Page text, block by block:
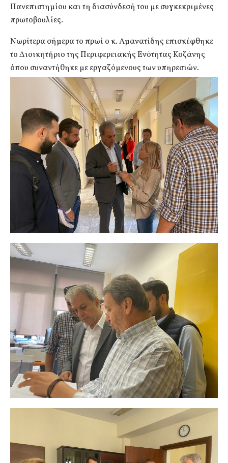
Πανεπιστημίου και τη διασύνδεσή του με συγκεκριμένες
πρωτοβουλίες.
Νωρίτερα σήμερα το πρωί ο κ. Αμανατίδης επισκέφθηκε
το Διοικητήριο της Περιφερειακής Ενότητας Κοζάνης
όπου συναντήθηκε με εργαζόμενους των υπηρεσιών.